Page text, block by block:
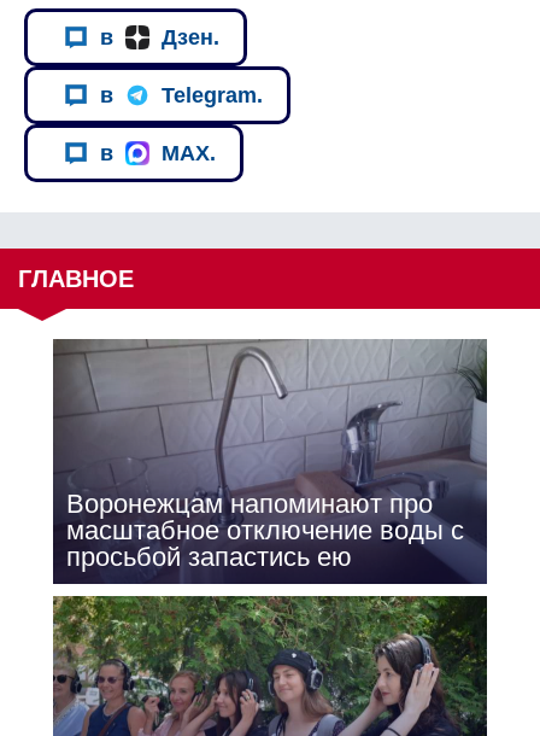
в Дзен.
в Telegram.
в MAX.
ГЛАВНОЕ
Воронежцам напоминают про
масштабное отключение воды с
просьбой запастись ею